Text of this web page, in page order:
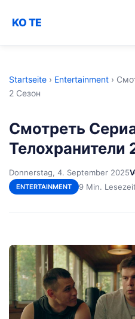
KO TE
Startseite › Entertainment ›
2 Сезон
Смотреть
Телохранители
Donnerstag, 4. September 2025
ENTERTAINMENT 9 Min. Lesezeit